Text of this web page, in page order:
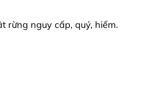
rừng nguy cấp, quý, hiếm.